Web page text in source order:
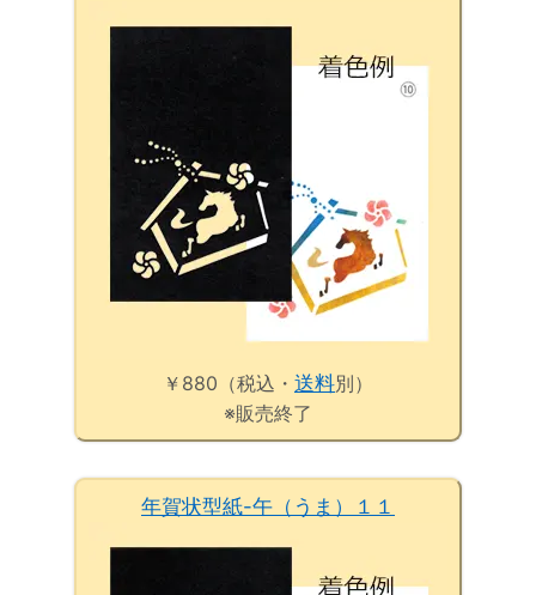
￥880（税込・ 送料別）
※販売終了
年賀状型紙-午（うま）１１